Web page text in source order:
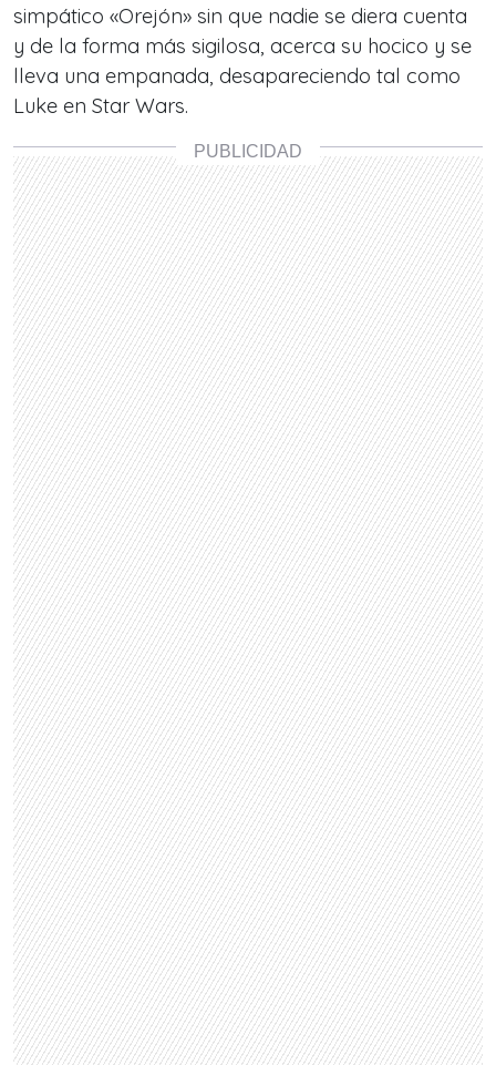
simpático «Orejón» sin que nadie se diera cuenta
y de la forma más sigilosa, acerca su hocico y se
lleva una empanada, desapareciendo tal como
Luke en Star Wars.